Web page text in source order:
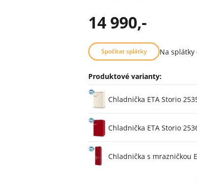
14 990,-
Spočítat splátky Na splátky
Produktové varianty:
Varianty
Chladnička ETA Storio
Chladnička ETA Storio
Chladnička s mrazničkou